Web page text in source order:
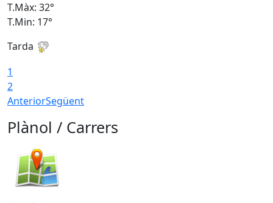
T.Màx: 32°
T.Min: 17°
Tarda
1
2
AnteriorSegüent
Plànol / Carrers